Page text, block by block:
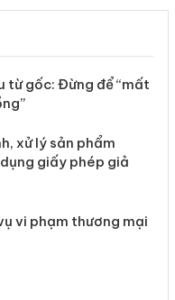
từ gốc: Đừng để
chuồng”
dụng giấy phép giả